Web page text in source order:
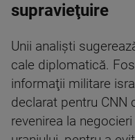
supravieţuire
Unii analişti
cale diplomatică.
informaţii militare
declarat pentru CNN
revenirea la